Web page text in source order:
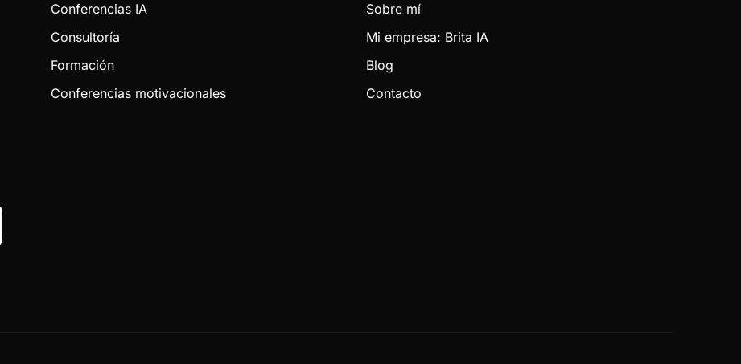
Conferencias IA
Consultoría
Formación
Conferencias motivacionales
Sobre mí
Mi empresa: Brita IA
Blog
Contacto